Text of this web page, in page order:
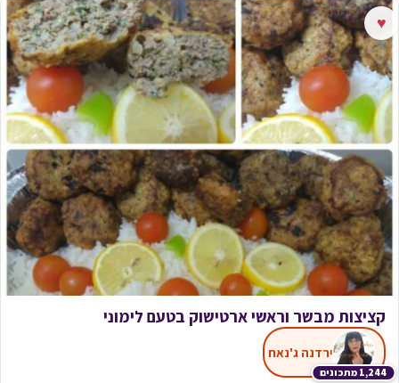
♥
קציצות מבשר וראשי ארטישוק בטעם לימוני
1,244 מתכונים
ירדנה ג'נאח